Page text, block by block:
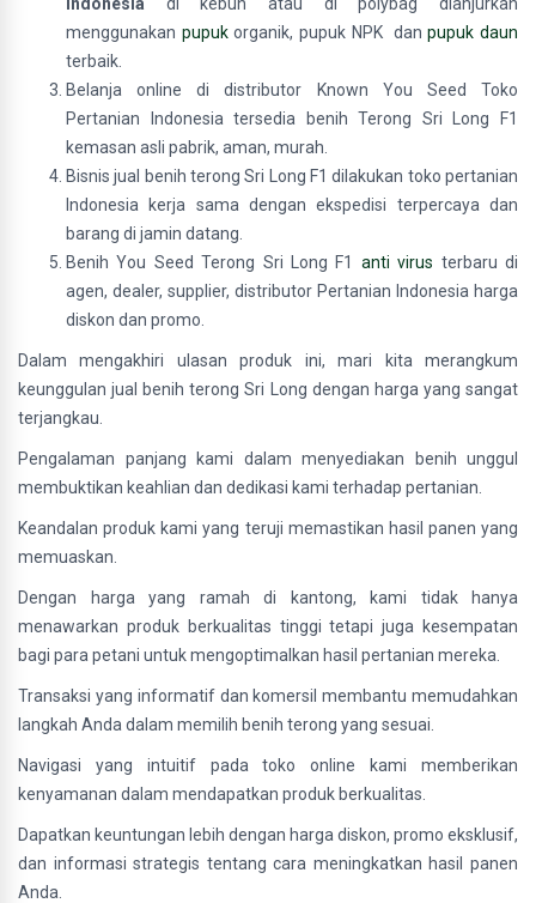
menggunakan pupukorganik, pupuk NPK danpupuk daun
terbaik.
Belanja online di distributor Known You Seed Toko
Pertanian Indonesia tersedia benih Terong Sri Long F1
kemasan asli pabrik, aman, murah.
Bisnis jual benih terong Sri Long F1 dilakukan toko pertanian
Indonesia kerja sama dengan ekspedisi terpercaya dan
barang di jamin datang.
Benih You Seed Terong Sri Long F1 anti virus terbaru di
agen, dealer, supplier, distributor Pertanian Indonesia harga
diskon dan promo.
Dalam mengakhiri ulasan produk ini, mari kita merangkum
keunggulan jual benih terong Sri Long dengan harga yang sangat
terjangkau.
Pengalaman panjang kami dalam menyediakan benih unggul
membuktikan keahlian dan dedikasi kami terhadap pertanian.
Keandalan produk kami yang teruji memastikan hasil panen yang
memuaskan.
Dengan harga yang ramah di kantong, kami tidak hanya
menawarkan produk berkualitas tinggi tetapi juga kesempatan
bagi para petani untuk mengoptimalkan hasil pertanian mereka.
Transaksi yang informatif dan komersil membantu memudahkan
langkah Anda dalam memilih benih terong yang sesuai.
Navigasi yang intuitif pada toko online kami memberikan
kenyamanan dalam mendapatkan produk berkualitas.
Dapatkan keuntungan lebih dengan harga diskon, promo eksklusif,
dan informasi strategis tentang cara meningkatkan hasil panen
Anda.